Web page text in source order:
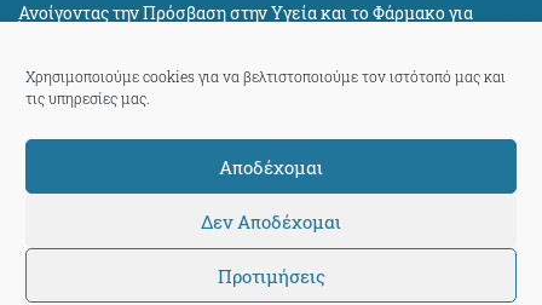
Χρησιμοποιούμε cookies για να βελτιστοποιούμε τον ιστότοπό μας και
τις υπηρεσίες μας.
Αποδέχομαι
Δεν Αποδέχομαι
Προτιμήσεις
Ανοίγοντας την Πρόσβαση στην Υγεία και το Φάρμακο για
Όλους
Support
ThePressProject
powered by our community members
© 2026 ThePressProject | Created by BitsnBytes & re-manufactured